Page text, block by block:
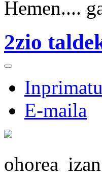
Hemen....
2zio
Inprimatu
E-maila
ohorea